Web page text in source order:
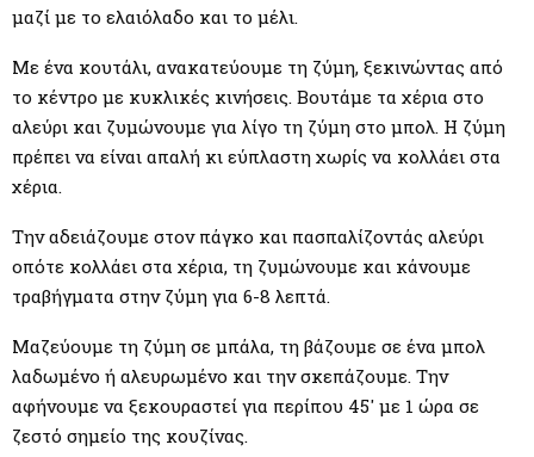
μαζί με το ελαιόλαδο και το μέλι.
Με ένα κουτάλι, ανακατεύουμε τη ζύμη, ξεκινώντας από
το κέντρο με κυκλικές κινήσεις. Βουτάμε τα χέρια στο
αλεύρι και ζυμώνουμε για λίγο τη ζύμη στο μπολ. Η ζύμη
πρέπει να είναι απαλή κι εύπλαστη χωρίς να κολλάει στα
χέρια.
Την αδειάζουμε στον πάγκο και πασπαλίζοντάς αλεύρι
οπότε κολλάει στα χέρια, τη ζυμώνουμε και κάνουμε
τραβήγματα στην ζύμη για 6-8 λεπτά.
Μαζεύουμε τη ζύμη σε μπάλα, τη βάζουμε σε ένα μπολ
λαδωμένο ή αλευρωμένο και την σκεπάζουμε. Την
αφήνουμε να ξεκουραστεί για περίπου 45′ με 1 ώρα σε
ζεστό σημείο της κουζίνας.